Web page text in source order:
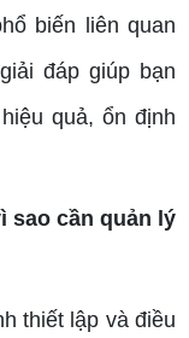
biến liên quan
đáp giúp bạn
quả, ổn định
sao cần quản lý
thiết lập và điều